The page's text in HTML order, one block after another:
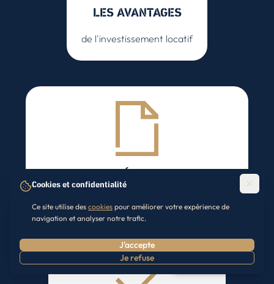
Prendre RDV
LES AVANTAGES
de l'investissement locatif
PRÉPARER
Cookies et confidentialité
Ce site utilise des cookies pour améliorer votre expérience de
navigation et analyser notre trafic.
J'accepte
Je refuse